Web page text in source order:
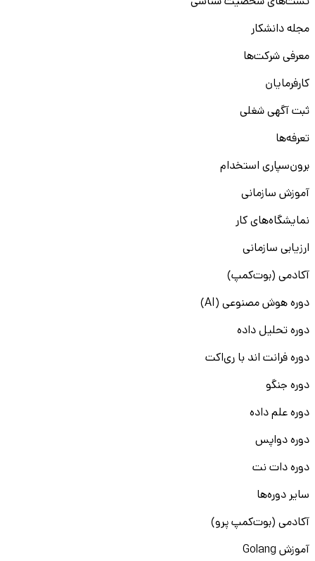
مجله دانشکار
معرفی شرکت‌ها
کارفرمایان
ثبت آگهی شغلی
تعرفه‌ها
برون‌سپاری استخدام
آموزش سازمانی
نمایشگاه‌های کار
ارزیابی سازمانی
آکادمی (بوت‌کمپ)
دوره هوش مصنوعی (AI)
دوره تحلیل داده
دوره فرانت اند با ری‌اکت
دوره جنگو
دوره علم داده
دوره دواپس
دوره دات نت
سایر دوره‌ها
آکادمی (بوت‌کمپ پرو)
آموزش Golang